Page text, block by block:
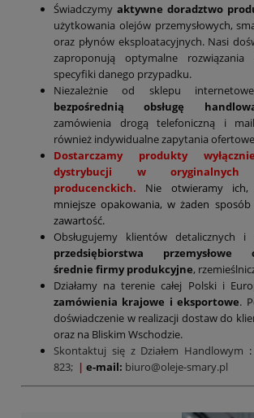
Świadczymy aktywne doradztwo
użytkowania olejów przemysłowych,
oraz płynów eksploatacyjnych. Nasi
zaproponują optymalne rozwiązania
specyfiki danego przypadku.
Niezależnie od sklepu
bezpośrednią obsługę
zamówienia drogą telefoniczną i
również indywidualne zapytania
Dostarczamy produkty
dystrybucji w oryginalnych
producenckich. Nie otwieramy
mniejsze opakowania, w żaden
zawartość.
Obsługujemy klientów detalicznych i
przedsiębiorstwa
średnie firmy produkcyjne,
Działamy na terenie całej Polski i
zamówienia krajowe i eksportowe.
doświadczenie w realizacji dostaw do
oraz na Bliskim Wschodzie.
Skontaktuj się z Działem Handlowym :
823; | e-mail: biuro@oleje-smary.pl